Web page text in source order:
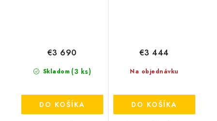
Skladom (3 ks)
€3 690
DO KOŠÍKA
Na objednávku
€3 444
DO KOŠÍKA